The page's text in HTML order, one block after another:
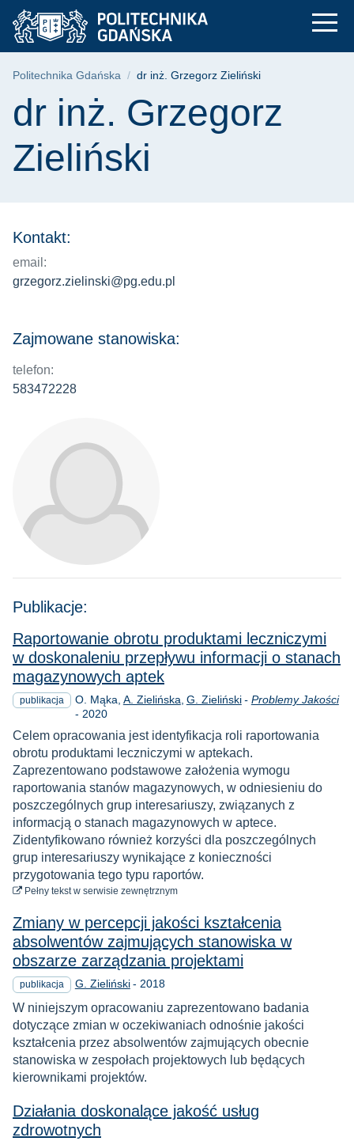
Przejdź
do
menu
Przejdź
do
wyszukiwarki
Przejdź
do
treści
dr inż. Grzegorz
Ścieżka nawigacyjna
Politechnika Gdańska dr inż. Grzegorz Zieliński
Treść strony
dr inż. Grzegorz
Zieliński
Kontakt:
email:
grzegorz.zielinski@pg.edu.pl
Zajmowane stanowiska:
telefon:
583472228
Publikacje:
Raportowanie obrotu produktami leczniczymi
w doskonaleniu przepływu informacji o stanach
magazynowych aptek
publikacja O. Mąka A. Zielińska G. Zieliński - Problemy Jakości
- Rok
2020
Celem opracowania jest identyfikacja roli raportowania
obrotu produktami leczniczymi w aptekach.
Zaprezentowano podstawowe założenia wymogu
raportowania stanów magazynowych, w odniesieniu do
poszczególnych grup interesariuszy, związanych z
informacją o stanach magazynowych w aptece.
Zidentyfikowano również korzyści dla poszczególnych
grup interesariuszy wynikające z konieczności
przygotowania tego typu raportów.
Pełny tekstdo pobrania
w serwisie zewnętrznym
Zmiany w percepcji jakości kształcenia
absolwentów zajmujących stanowiska w
obszarze zarządzania projektami
publikacja G. Zieliński - Rok
2018
W niniejszym opracowaniu zaprezentowano badania
dotyczące zmian w oczekiwaniach odnośnie jakości
kształcenia przez absolwentów zajmujących obecnie
stanowiska w zespołach projektowych lub będących
kierownikami projektów.
Działania doskonalące jakość usług
zdrowotnych